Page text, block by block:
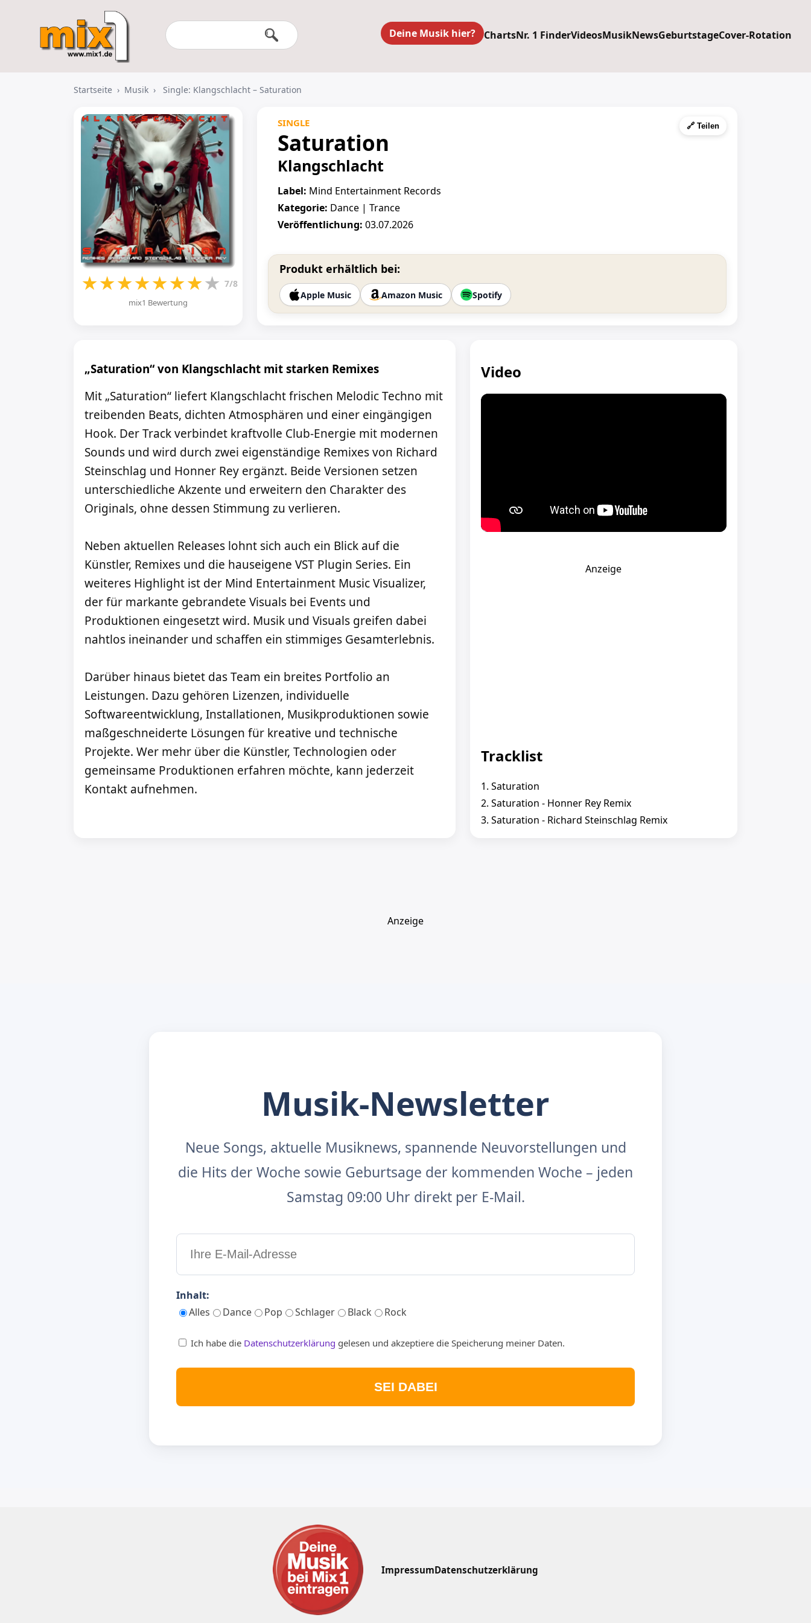
Deine Musik hier? ChartsNr. 1 FinderVideosMusikNewsGeburtstageCover-Rotation
Startseite › Musik › Single: Klangschlacht – Saturation
★★★★★★★★ 7/8
mix1 Bewertung
🔗 Teilen
SINGLE
Saturation
Klangschlacht
Label: Mind Entertainment Records
Kategorie: Dance | Trance
Veröffentlichung: 03.07.2026
Produkt erhältlich bei:
Apple Music Amazon Music Spotify
„Saturation“ von Klangschlacht mit starken Remixes
Mit „Saturation“ liefert Klangschlacht frischen Melodic Techno mit
treibenden Beats, dichten Atmosphären und einer eingängigen
Hook. Der Track verbindet kraftvolle Club-Energie mit modernen
Sounds und wird durch zwei eigenständige Remixes von Richard
Steinschlag und Honner Rey ergänzt. Beide Versionen setzen
unterschiedliche Akzente und erweitern den Charakter des
Originals, ohne dessen Stimmung zu verlieren.
Neben aktuellen Releases lohnt sich auch ein Blick auf die
Künstler, Remixes und die hauseigene VST Plugin Series. Ein
weiteres Highlight ist der Mind Entertainment Music Visualizer,
der für markante gebrandete Visuals bei Events und
Produktionen eingesetzt wird. Musik und Visuals greifen dabei
nahtlos ineinander und schaffen ein stimmiges Gesamterlebnis.
Darüber hinaus bietet das Team ein breites Portfolio an
Leistungen. Dazu gehören Lizenzen, individuelle
Softwareentwicklung, Installationen, Musikproduktionen sowie
maßgeschneiderte Lösungen für kreative und technische
Projekte. Wer mehr über die Künstler, Technologien oder
gemeinsame Produktionen erfahren möchte, kann jederzeit
Kontakt aufnehmen.
Video
Anzeige
Tracklist
1. Saturation
2. Saturation - Honner Rey Remix
3. Saturation - Richard Steinschlag Remix
Anzeige
Musik-Newsletter
Neue Songs, aktuelle Musiknews, spannende Neuvorstellungen und
die Hits der Woche sowie Geburtsage der kommenden Woche – jeden
Samstag 09:00 Uhr direkt per E-Mail.
Inhalt:
Alles
Dance Pop Schlager Black Rock
Ich habe die Datenschutzerklärung gelesen und akzeptiere die Speicherung meiner Daten.
SEI DABEI
ImpressumDatenschutzerklärung